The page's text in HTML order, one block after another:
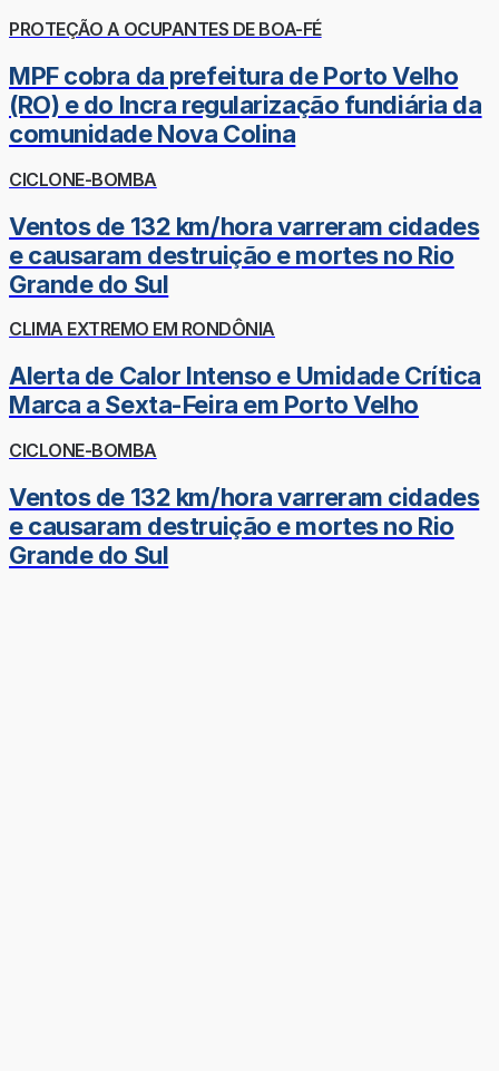
PROTEÇÃO A OCUPANTES DE BOA-FÉ
MPF cobra da prefeitura de Porto Velho
(RO) e do Incra regularização fundiária da
comunidade Nova Colina
CICLONE-BOMBA
Ventos de 132 km/hora varreram cidades
e causaram destruição e mortes no Rio
Grande do Sul
CLIMA EXTREMO EM RONDÔNIA
Alerta de Calor Intenso e Umidade Crítica
Marca a Sexta-Feira em Porto Velho
CICLONE-BOMBA
Ventos de 132 km/hora varreram cidades
e causaram destruição e mortes no Rio
Grande do Sul